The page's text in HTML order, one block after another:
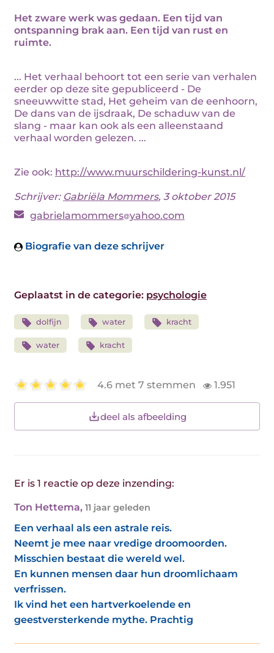
Het zware werk was gedaan. Een tijd van
ontspanning brak aan. Een tijd van rust en
ruimte.
... Het verhaal behoort tot een serie van verhalen
eerder op deze site gepubliceerd - De
sneeuwwitte stad, Het geheim van de eenhoorn,
De dans van de ijsdraak, De schaduw van de
slang - maar kan ook als een alleenstaand
verhaal worden gelezen. ...
Zie ook: http://www.muurschildering-kunst.nl/
Schrijver: Gabriëla Mommers, 3 oktober 2015
gabrielamommers yahoo.com
Biografie van deze schrijver
Geplaatst in de categorie: psychologie
dolfijn water kracht
water kracht
4.6 met 7 stemmen 1.951
deel als afbeelding
Er is 1 reactie op deze inzending:
Ton Hettema, 11 jaar geleden
Een verhaal als een astrale reis.
Neemt je mee naar vredige droomoorden.
Misschien bestaat die wereld wel.
En kunnen mensen daar hun droomlichaam
verfrissen.
Ik vind het een hartverkoelende en
geestversterkende mythe. Prachtig